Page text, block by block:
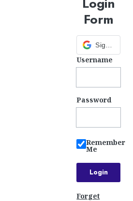
Form
Username
Password
Remember
Me
Forget